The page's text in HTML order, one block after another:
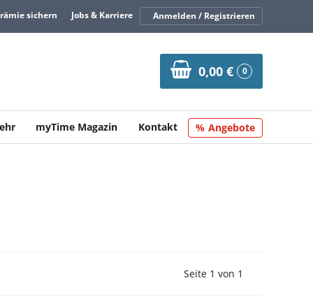
sichern Jobs & Karriere Anmelden / Registrieren
0,00 € 0
myTime Magazin Kontakt Angebote
Vorherige Seite
Seite 1 von 1